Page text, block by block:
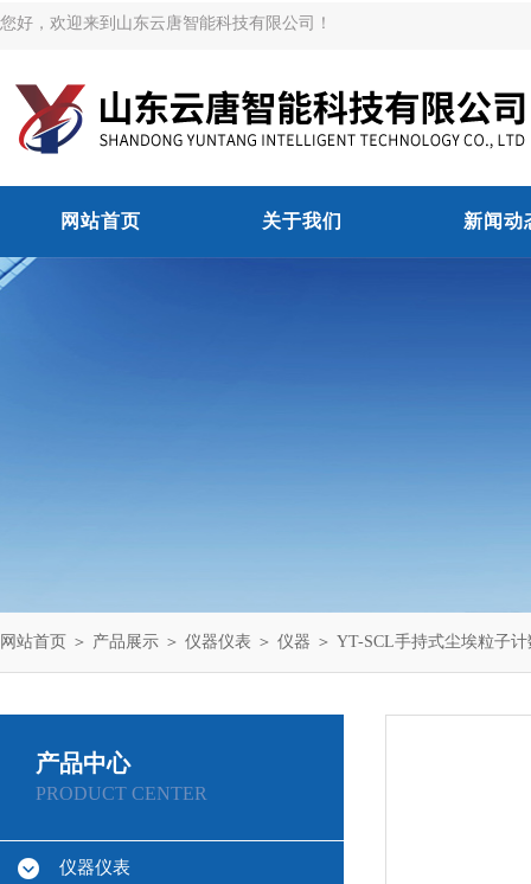
您好，欢迎来到山东云唐智能科技有限公司！
网站首页 关于我们 新闻动
网站首页 ＞ 产品展示 ＞ 仪器仪表 ＞ 仪器 ＞ YT-SCL手持式尘埃粒子
产品中心
PRODUCT CENTER
仪器仪表